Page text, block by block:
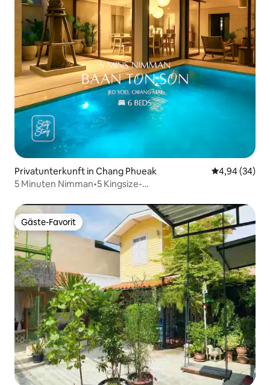
Privatunterkunft in Chang Phueak
4,94 (34)
5 Minuten Nimman•5 Kingsize-
Gäste-Favorit
Gäste-Favorit